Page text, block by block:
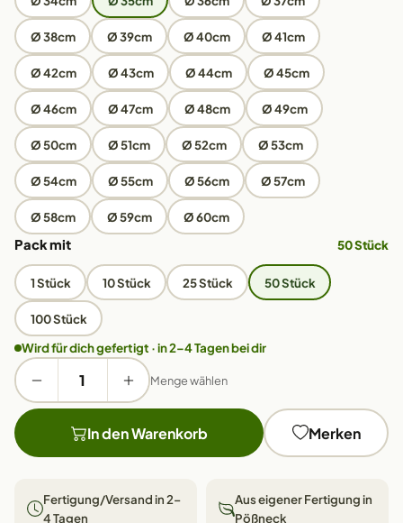
Ø 38cm Ø 39cm Ø 40cm Ø 41cm
Ø 42cm Ø 43cm Ø 44cm Ø 45cm
Ø 46cm Ø 47cm Ø 48cm Ø 49cm
Ø 50cm Ø 51cm Ø 52cm Ø 53cm
Ø 54cm Ø 55cm Ø 56cm Ø 57cm
Ø 58cm Ø 59cm Ø 60cm
Pack mit 50 Stück
1 Stück 10 Stück 25 Stück 50 Stück
100 Stück
Wird für dich gefertigt · in 2–4 Tagen bei dir
Menge wählen
In den Warenkorb Merken
Fertigung/Versand in 2–
4 Tagen
Aus eigener Fertigung in
Pößneck